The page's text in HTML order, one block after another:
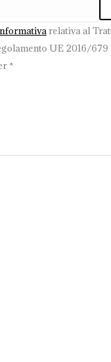
relativa al
UE 2016/679
*